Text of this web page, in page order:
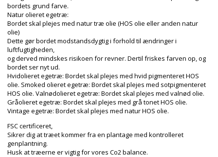
bordets grund farve.
Natur olieret egetræ:
Bordet skal plejes med natur træ olie (HOS olie eller anden natur
olie)
Dette gør bordet modstandsdygtig i forhold til ændringer i
luftfugtigheden,
og derved mindskes risikoen for revner. Dertil friskes farven op, og
bordet ser nyt ud.
Hvidolieret egetræ: Bordet skal plejes med hvid pigmenteret HOS
olie. Smoked olieret egetræ: Bordet skal plejes med sotpigmenteret
HOS olie. Valnødolieret egetræ: Bordet skal plejes med valnød olie.
Gråolieret egetræ: Bordet skal plejes med grå tonet HOS olie.
Vintage egetræ: Bordet skal plejes med natur HOS olie.
FSC certificeret,
Sikrer dig at træet kommer fra en plantage med kontrolleret
genplantning.
Husk at træerne er vigtig for vores Co2 balance.